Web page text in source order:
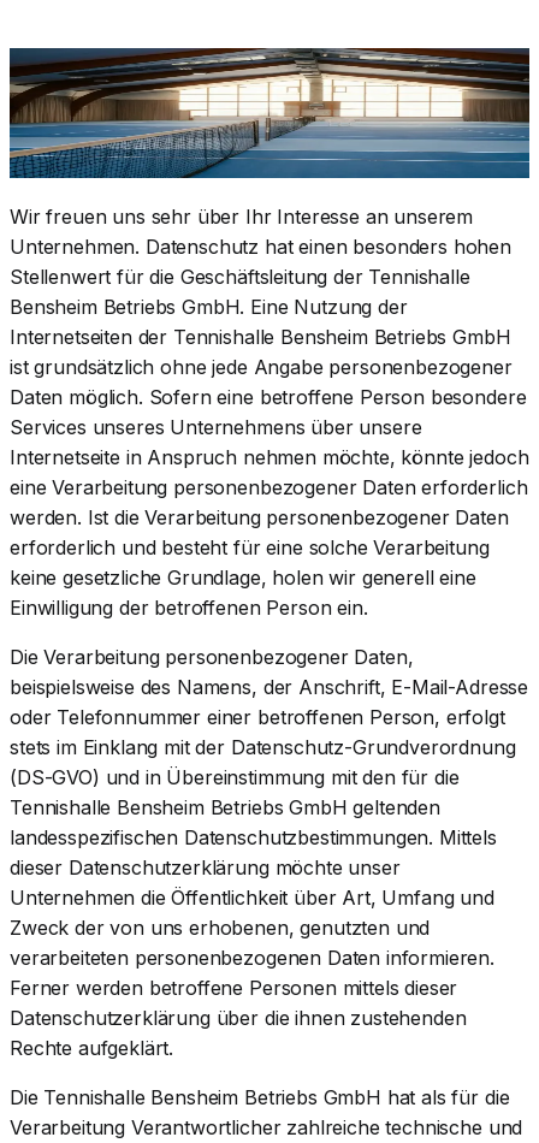
Wir freuen uns sehr über Ihr Interesse an unserem
Unternehmen. Datenschutz hat einen besonders hohen
Stellenwert für die Geschäftsleitung der Tennishalle
Bensheim Betriebs GmbH. Eine Nutzung der
Internetseiten der Tennishalle Bensheim Betriebs GmbH
ist grundsätzlich ohne jede Angabe personenbezogener
Daten möglich. Sofern eine betroffene Person besondere
Services unseres Unternehmens über unsere
Internetseite in Anspruch nehmen möchte, könnte jedoch
eine Verarbeitung personenbezogener Daten erforderlich
werden. Ist die Verarbeitung personenbezogener Daten
erforderlich und besteht für eine solche Verarbeitung
keine gesetzliche Grundlage, holen wir generell eine
Einwilligung der betroffenen Person ein.
Die Verarbeitung personenbezogener Daten,
beispielsweise des Namens, der Anschrift, E-Mail-Adresse
oder Telefonnummer einer betroffenen Person, erfolgt
stets im Einklang mit der Datenschutz-Grundverordnung
(DS-GVO) und in Übereinstimmung mit den für die
Tennishalle Bensheim Betriebs GmbH geltenden
landesspezifischen Datenschutzbestimmungen. Mittels
dieser Datenschutzerklärung möchte unser
Unternehmen die Öffentlichkeit über Art, Umfang und
Zweck der von uns erhobenen, genutzten und
verarbeiteten personenbezogenen Daten informieren.
Ferner werden betroffene Personen mittels dieser
Datenschutzerklärung über die ihnen zustehenden
Rechte aufgeklärt.
Die Tennishalle Bensheim Betriebs GmbH hat als für die
Verarbeitung Verantwortlicher zahlreiche technische und